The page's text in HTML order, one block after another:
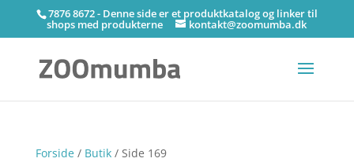
7876 8672 - Denne side er et produktkatalog og linker til
shops med produkterne kontakt@zoomumba.dk
Forside/ Butik/ Side 169